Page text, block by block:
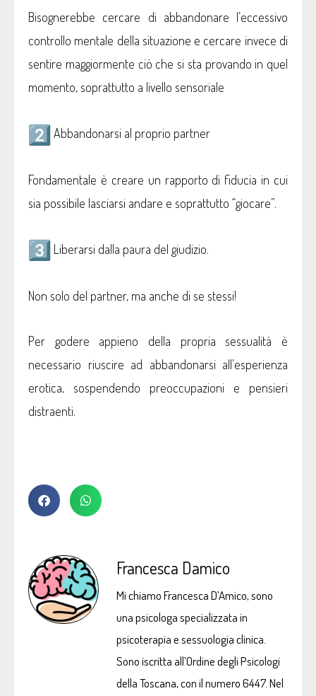
Bisognerebbe cercare di abbandonare l’eccessivo
controllo mentale della situazione e cercare invece di
sentire maggiormente ciò che si sta provando in quel
momento, soprattutto a livello sensoriale
Abbandonarsi al proprio partner
Fondamentale è creare un rapporto di fiducia in cui
sia possibile lasciarsi andare e soprattutto “giocare”.
Liberarsi dalla paura del giudizio.
Non solo del partner, ma anche di se stessi!
Per godere appieno della propria sessualità è
necessario riuscire ad abbandonarsi all’esperienza
erotica, sospendendo preoccupazioni e pensieri
distraenti.
Francesca Damico
Mi chiamo Francesca D’Amico, sono
una psicologa specializzata in
psicoterapia e sessuologia clinica.
Sono iscritta all’Ordine degli Psicologi
della Toscana, con il numero 6447. Nel